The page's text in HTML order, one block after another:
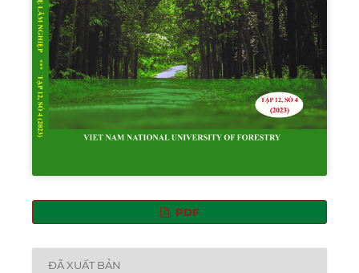
PDF
ĐÃ XUẤT BẢN